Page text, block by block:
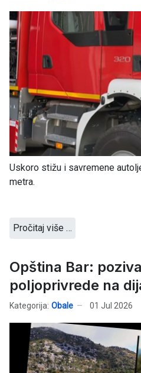
Uskoro stižu i savremene
metra.
Pročitaj više …
Opština Bar:
poljoprivrede na
Kategorija: Obale 01 Jul 2026